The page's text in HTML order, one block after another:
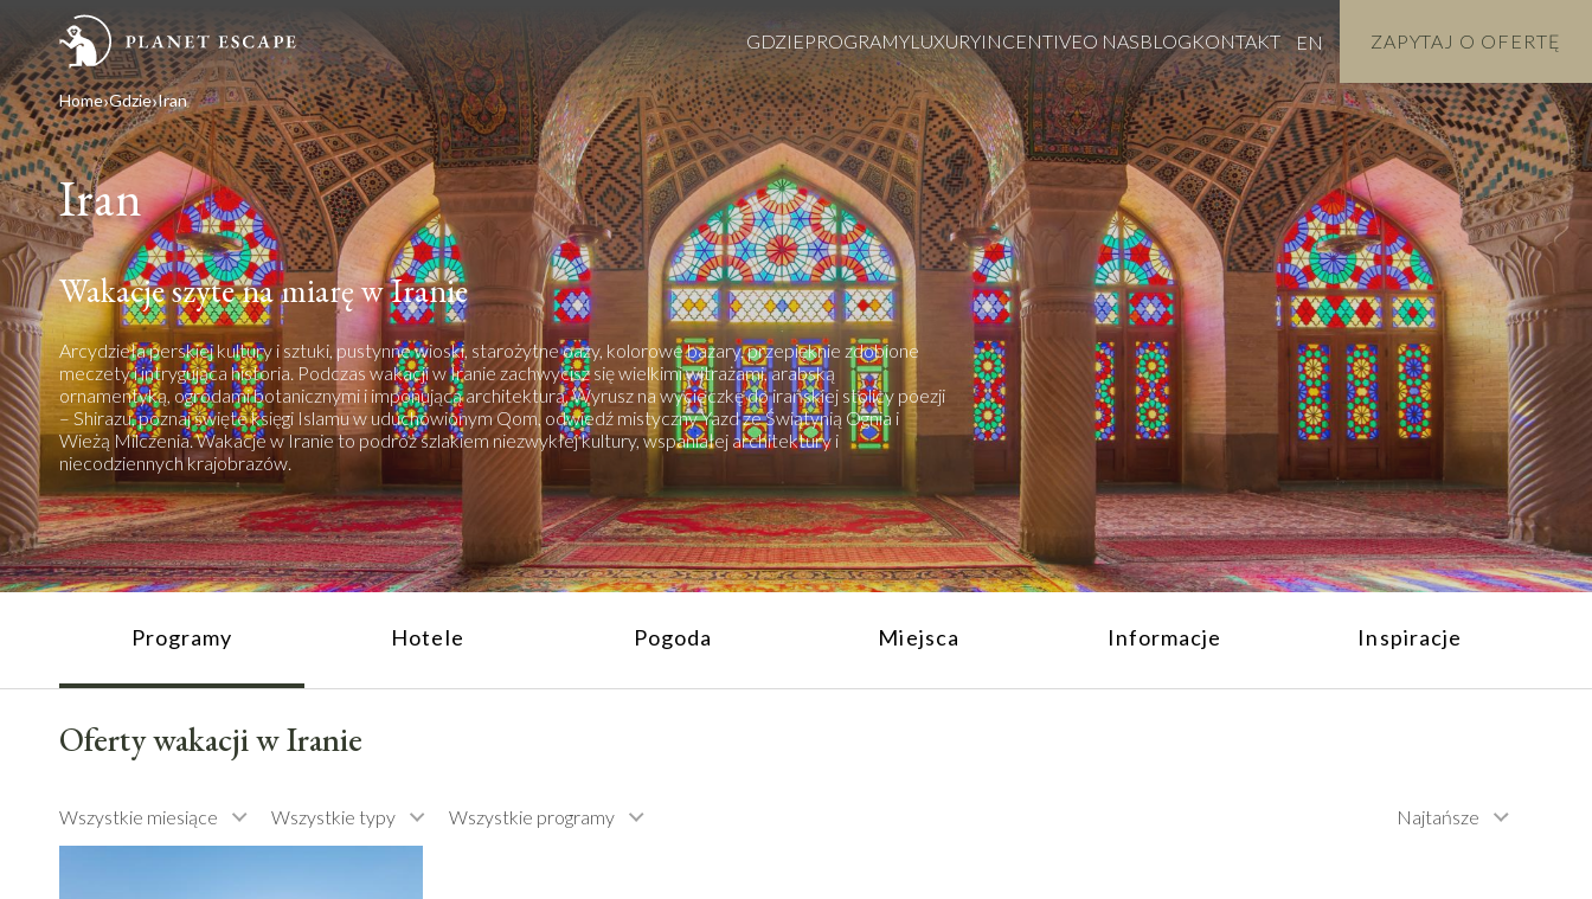
GDZIEPROGRAMYLUXURYINCENTIVEO NASBLOGKONTAKT EN ZAPYTAJ O OFERTĘ
Home Gdzie Iran
Iran
Wakacje szyte na miarę w Iranie
Arcydzieła perskiej kultury i sztuki, pustynne wioski, starożytne oazy, kolorowe bazary, przepięknie zdobione
meczety i intrygująca historia. Podczas wakacji w Iranie zachwycisz się wielkimi witrażami, arabską
ornamentyką, ogrodami botanicznymi i imponującą architekturą. Wyrusz na wycieczkę do irańskiej stolicy poezji
– Shirazu, poznaj święte księgi Islamu w uduchowionym Qom, odwiedź mistyczny Yazd ze Świątynią Ognia i
Wieżą Milczenia. Wakacje w Iranie to podróż szlakiem niezwykłej kultury, wspaniałej architektury i
niecodziennych krajobrazów.
Programy Hotele Pogoda Miejsca Informacje Inspiracje
Oferty wakacji w Iranie
Wszystkie miesiące Wszystkie typy Wszystkie programy Najtańsze